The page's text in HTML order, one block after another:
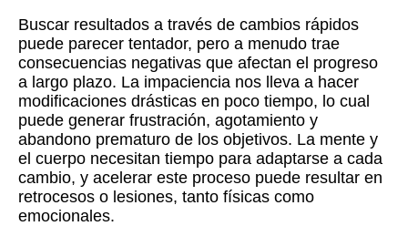
Buscar resultados a través de cambios rápidos
puede parecer tentador, pero a menudo trae
consecuencias negativas que afectan el progreso
a largo plazo. La impaciencia nos lleva a hacer
modificaciones drásticas en poco tiempo, lo cual
puede generar frustración, agotamiento y
abandono prematuro de los objetivos. La mente y
el cuerpo necesitan tiempo para adaptarse a cada
cambio, y acelerar este proceso puede resultar en
retrocesos o lesiones, tanto físicas como
emocionales.